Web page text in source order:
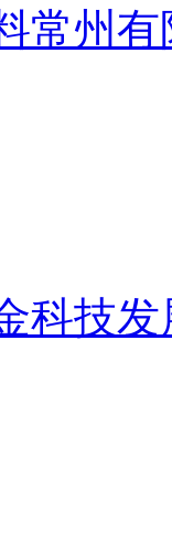
常州有
科技